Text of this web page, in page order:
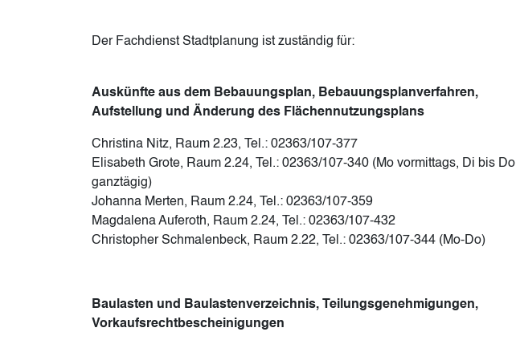
Der Fachdienst Stadtplanung ist zuständig für:
Auskünfte aus dem Bebauungsplan, Bebauungsplanverfahren,
Aufstellung und Änderung des Flächennutzungsplans
Christina Nitz, Raum 2.23, Tel.: 02363/107-377
Elisabeth Grote, Raum 2.24, Tel.: 02363/107-340 (Mo vormittags, Di bis Do
ganztägig)
Johanna Merten, Raum 2.24, Tel.: 02363/107-359
Magdalena Auferoth, Raum 2.24, Tel.: 02363/107-432
Christopher Schmalenbeck, Raum 2.22, Tel.: 02363/107-344 (Mo-Do)
Baulasten und Baulastenverzeichnis, Teilungsgenehmigungen,
Vorkaufsrechtbescheinigungen